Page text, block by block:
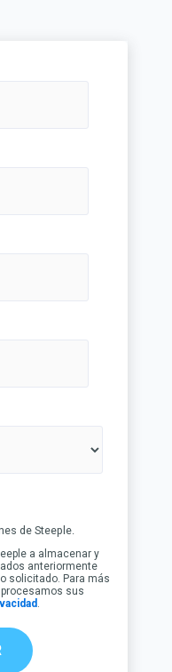
de Steeple.
a almacenar y
anteriormente
solicitado. Para más
sus
.